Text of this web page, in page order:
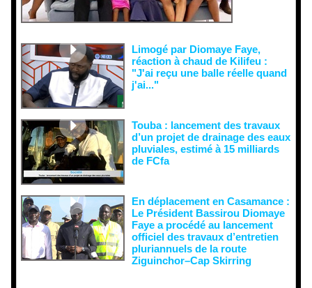
Limogé par Diomaye Faye,
réaction à chaud de Kilifeu :
"J'ai reçu une balle réelle quand
j'ai..."
Touba : lancement des travaux
d’un projet de drainage des eaux
pluviales, estimé à 15 milliards
de FCfa ‎
En déplacement en Casamance :
Le Président Bassirou Diomaye
Faye a procédé au lancement
officiel des travaux d’entretien
pluriannuels de la route
Ziguinchor–Cap Skirring